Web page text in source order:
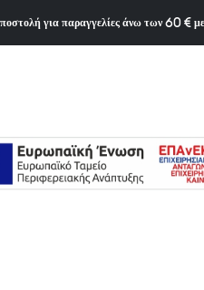
για παραγγελίες άνω των 60 € με